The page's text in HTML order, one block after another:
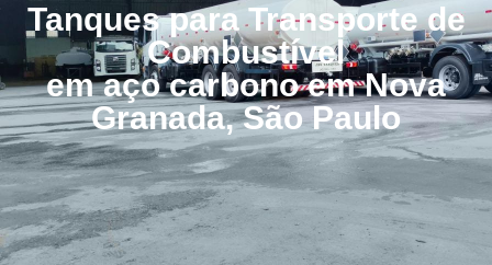
Tanques para Transporte de
Combustível
em aço carbono em Nova
Granada, São Paulo